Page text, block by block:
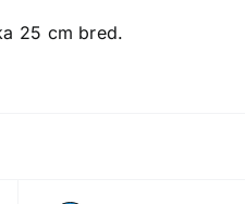
25 cm bred.